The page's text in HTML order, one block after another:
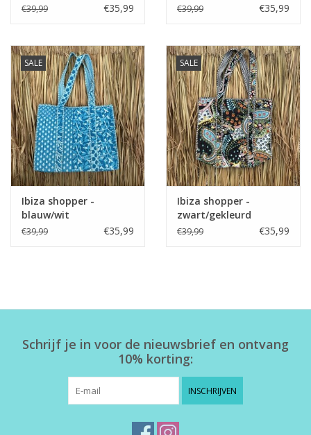
€39,99 €35,99 €39,99 €35,99
SALE
Ibiza shopper -
blauw/wit
€39,99 €35,99
SALE
Ibiza shopper -
zwart/gekleurd
€39,99 €35,99
Schrijf je in voor de nieuwsbrief en ontvang
10% korting:
INSCHRIJVEN